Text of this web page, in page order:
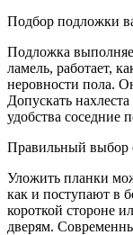
Подбор подложки
Подложка
ламель, работает,
неровности пола.
Допускать
удобства соседние
Правильный выбор
Уложить планки
как и поступают в
короткой стороне
дверям.